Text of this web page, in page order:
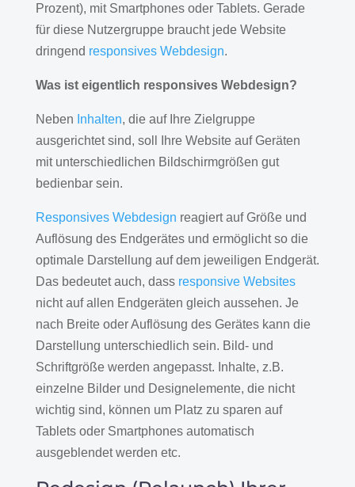
Prozent), mit Smartphones oder Tablets. Gerade
für diese Nutzergruppe braucht jede Website
dringend responsives Webdesign.
Was ist eigentlich responsives Webdesign?
Neben Inhalten, die auf Ihre Zielgruppe
ausgerichtet sind, soll Ihre Website auf Geräten
mit unterschiedlichen Bildschirmgrößen gut
bedienbar sein.
Responsives Webdesign reagiert auf Größe und
Auflösung des Endgerätes und ermöglicht so die
optimale Darstellung auf dem jeweiligen Endgerät.
Das bedeutet auch, dass responsive Websites
nicht auf allen Endgeräten gleich aussehen. Je
nach Breite oder Auflösung des Gerätes kann die
Darstellung unterschiedlich sein. Bild- und
Schriftgröße werden angepasst. Inhalte, z.B.
einzelne Bilder und Designelemente, die nicht
wichtig sind, können um Platz zu sparen auf
Tablets oder Smartphones automatisch
ausgeblendet werden etc.